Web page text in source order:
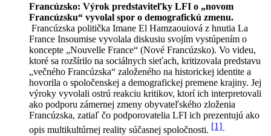
Francúzsko: Výrok predstaviteľky LFI o „novom
Francúzsku“ vyvolal spor o demografickú zmenu.
Francúzska politička Imane El Hamzaouiová z hnutia La
France Insoumise vyvolala diskusiu svojím vystúpením o
koncepte „Nouvelle France“ (Nové Francúzsko). Vo videu,
ktoré sa rozšírilo na sociálnych sieťach, kritizovala predstavu
„večného Francúzska“ založeného na historickej identite a
hovorila o spoločenskej a demografickej premene krajiny. Jej
výroky vyvolali ostrú reakciu kritikov, ktorí ich interpretovali
ako podporu zámernej zmeny obyvateľského zloženia
Francúzska, zatiaľ čo podporovatelia LFI ich prezentujú ako
opis multikultúrnej reality súčasnej spoločnosti. [1]